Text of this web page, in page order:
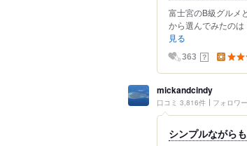
富士宮のB級グルメ
から選んでみたの
見る
363 ？
mickandcindy
口コミ 3,816件 フォロワ
シンプルながら